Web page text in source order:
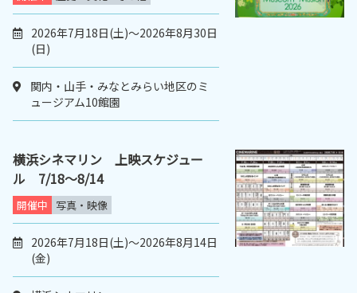
2026年7月18日(土)～2026年8月30日
(日)
関内・山手・みなとみらい地区のミ
ュージアム10館園
横浜シネマリン 上映スケジュー
ル 7/18～8/14
開催中 写真・映像
2026年7月18日(土)～2026年8月14日
(金)